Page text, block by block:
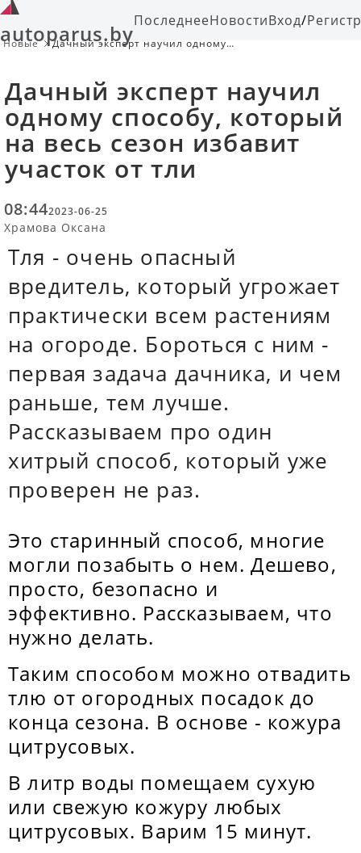
autoparus.byПоследнееНовостиВход/
Новые
Дачный эксперт научил одному
Дачный эксперт научил
одному способу, который
на весь сезон избавит
участок от тли
08:442023-06-25
Храмова Оксана
Тля - очень опасный
вредитель, который угрожает
практически всем растениям
на огороде. Бороться с ним -
первая задача дачника, и чем
раньше, тем лучше.
Рассказываем про один
хитрый способ, который уже
проверен не раз.
Это старинный способ, многие
могли позабыть о нем. Дешево,
просто, безопасно и
эффективно. Рассказываем, что
нужно делать.
Таким способом можно отвадить
тлю от огородных посадок до
конца сезона. В основе - кожура
цитрусовых.
В литр воды помещаем сухую
или свежую кожуру любых
цитрусовых. Варим 15 минут.